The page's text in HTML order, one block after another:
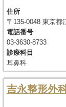
住所
〒135-0048 東京都
電話番号
03-3630-8733
診療科目
耳鼻科
吉永整形外